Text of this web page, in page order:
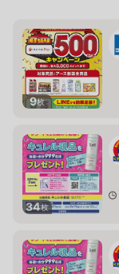
9枚
34枚